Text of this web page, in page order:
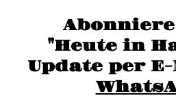
"Heute in
moc.grubmah-enezs@ofni